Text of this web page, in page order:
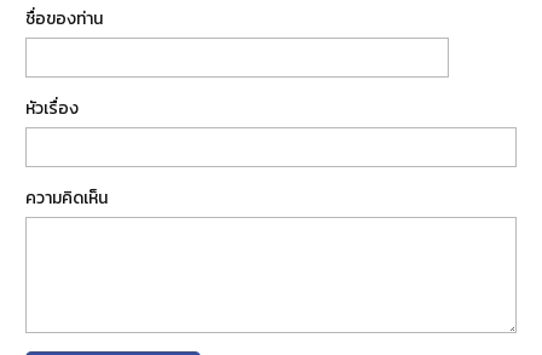
ชื่อของท่าน
หัวเรื่อง
ความคิดเห็น